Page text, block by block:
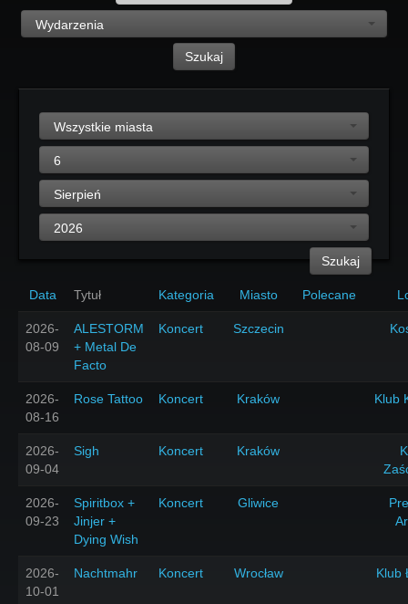
Login
Rejestracja
Wydarzenia
Szukaj
Wszystkie miasta
6
Sierpień
2026
Szukaj
Data Tytuł Kategoria Miasto Polecane
2026-
08-09
ALESTORM
+ Metal De
Facto
Koncert Szczecin
2026-
08-16
Rose Tattoo Koncert Kraków Klub
2026-
09-04
Sigh Koncert Kraków
2026-
09-23
Spiritbox +
Jinjer +
Dying Wish
Koncert Gliwice
2026-
10-01
Nachtmahr Koncert Wrocław Klub